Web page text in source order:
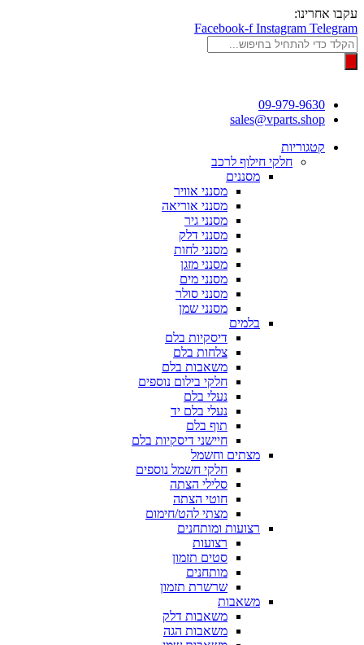
דלג
לתוכן
עקבו אחרינו:
Facebook-f Instagram Telegram
Products
search
09-979-9630
sales@vparts.shop
קטגוריות
חלקי חילוף לרכב
מסננים
מסנני אוויר
מסנני אוריאה
מסנני גיר
מסנני דלק
מסנני לחות
מסנני מזגן
מסנני מים
מסנני סולר
מסנני שמן
בלמים
דיסקיות בלם
צלחות בלם
משאבות בלם
חלקי בילום נוספים
נעלי בלם
נעלי בלם יד
תוף בלם
חיישני דיסקיות בלם
מצתים וחשמל
חלקי חשמל נוספים
סלילי הצתה
חוטי הצתה
מצתי להט/חימום
רצועות ומותחנים
רצועות
סטים תזמון
מותחנים
שרשרת תזמון
משאבות
משאבות דלק
משאבות הגה